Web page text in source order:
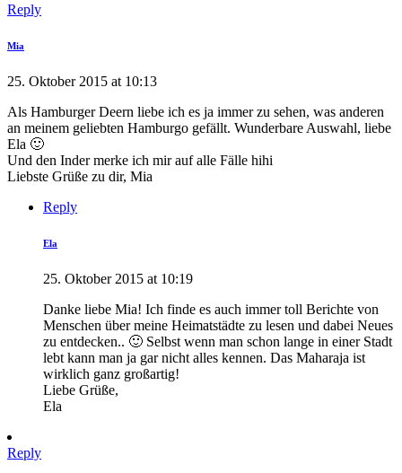
Reply
Mia
25. Oktober 2015 at 10:13
Als Hamburger Deern liebe ich es ja immer zu sehen, was anderen
an meinem geliebten Hamburgo gefällt. Wunderbare Auswahl, liebe
Ela 🙂
Und den Inder merke ich mir auf alle Fälle hihi
Liebste Grüße zu dir, Mia
Reply
Ela
25. Oktober 2015 at 10:19
Danke liebe Mia! Ich finde es auch immer toll Berichte von
Menschen über meine Heimatstädte zu lesen und dabei Neues
zu entdecken.. 🙂 Selbst wenn man schon lange in einer Stadt
lebt kann man ja gar nicht alles kennen. Das Maharaja ist
wirklich ganz großartig!
Liebe Grüße,
Ela
Reply